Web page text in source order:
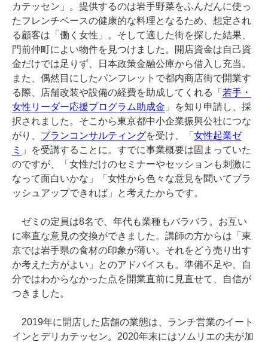
カテッセン」。提供するのは岩手野菜をふんだんに使っ
たフレンチベースの健康的な料理となるため、想定され
る顧客は「働く女性」。そして適した街を探した結果、
門前仲町によい物件を見つけました。開店資金は自己資
金だけでは足りず、日本政策金融公庫から借入し充当。
また、偶然目にしたパンフレットで都内商店街で開業す
る際、店舗改装や設備の経費を助成してくれる「 若手・
女性リーダー応援プログラム助成金 」を知り申請し、採
択されました。そこから東京都中小企業振興公社につな
がり、 プランコンサルティングを受け、「 女性起業ゼ
ミ
」を受講することに。すでに事業概要は固まっていた
のですが、「女性だけのセミナーやセッションも刺激に
なって面白いかな」「女性から色々な意見を聞いてブラ
ッシュアップできれば」と考えたからです。
ゼミの定員は8名で、年代も業種もバラバラ。お互い
に率直な意見の交換ができました。講師の方からは「東
京では岩手県の食材の印象が薄い。それをどう売り出す
か考えた方がよい」とのアドバイスも。準備不足や、自
分ではわからなかった点を開業直前に見直せて、自信が
つきました。
2019年に開店した店舗の業態は、ランチ営業のイート
インとデリカテッセン。2020年末にはソムリエの夫が加